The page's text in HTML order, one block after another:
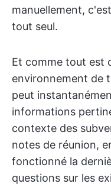
manuellement,
tout seul.
Et comme tout est
environnement de
peut
informations
contexte des
notes de réunion,
fonctionné la
questions sur les